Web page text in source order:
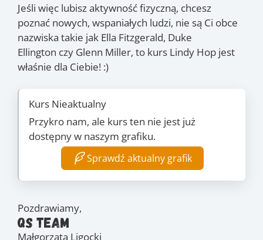
Jeśli więc lubisz aktywność fizyczną, chcesz
poznać nowych, wspaniałych ludzi, nie są Ci obce
nazwiska takie jak Ella Fitzgerald, Duke
Ellington czy Glenn Miller, to kurs Lindy Hop jest
właśnie dla Ciebie! :)
Kurs Nieaktualny
Przykro nam, ale kurs ten nie jest już
dostępny w naszym grafiku.
Sprawdź aktualny grafik
Pozdrawiamy,
QS Team
Małgorzata Ligocki